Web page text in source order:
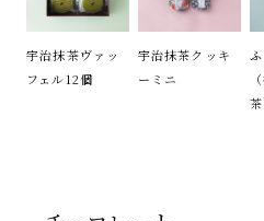
宇治抹茶ヴァッ
フェル12個
宇治抹茶クッキ
ーミニ
茶